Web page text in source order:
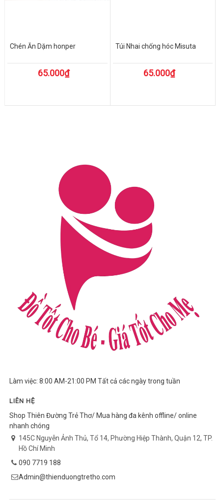
Chén Ăn Dặm honper
65.000₫
Túi Nhai chống hóc Misuta
65.000₫
Làm việc: 8:00 AM-21:00 PM Tất cả các ngày trong tuần
LIÊN HỆ
Shop Thiên Đường Trẻ Thơ/ Mua hàng đa kênh offline/ online
nhanh chóng
145C Nguyễn Ảnh Thủ, Tổ 14, Phường Hiệp Thành, Quận 12, TP.
Hồ Chí Minh
090 7719 188
Admin@thienduongtretho.com